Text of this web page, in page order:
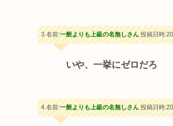
3 名前:一般よりも上級の名無しさん投稿日時
いや、一挙にゼロだろ
4 名前:一般よりも上級の名無しさん投稿日時